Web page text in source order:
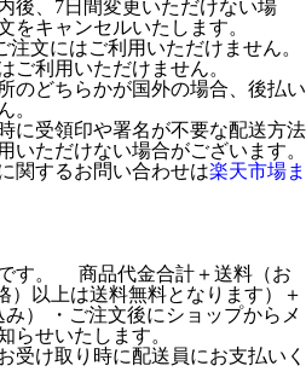
後、7日間変更いただけない場
をキャンセルいたします。
文にはご利用いただけません。
利用いただけません。
のどちらかが国外の場合、後払い
。
に受領印や署名が不要な配送方法
いただけない場合がございます。
関するお問い合わせは楽天市場ま
です。 商品代金合計＋送料（お
）以上は送料無料となります）＋
） ・ご注文後にショップからメ
らせいたします。
受け取り時に配送員にお支払いく